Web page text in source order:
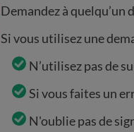
Demandez à quelqu’un
Si vous utilisez une
N’utilisez pas de
Si vous faites un
N'oublie pas de